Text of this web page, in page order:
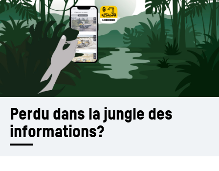
Perdu dans la jungle des
informations?